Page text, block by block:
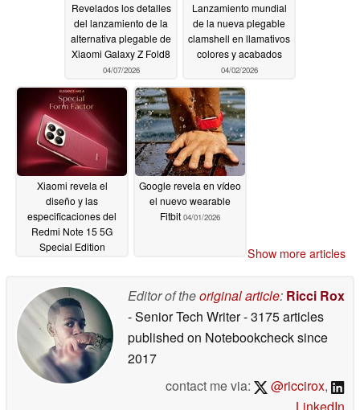
Revelados los detalles
del lanzamiento de la
alternativa plegable de
Xiaomi Galaxy Z Fold8
04/07/2026
Lanzamiento mundial
de la nueva plegable
clamshell en llamativos
colores y acabados
04/02/2026
Xiaomi revela el
diseño y las
especificaciones del
Redmi Note 15 5G
Special Edition
Google revela en vídeo
el nuevo wearable
Fitbit 04/01/2026
Show more articles
Editor of theoriginal article: Ricci Rox
- Senior Tech Writer- 3175 articles
published on Notebookchecksince
2017
contact me via:
@riccirox,
LinkedIn